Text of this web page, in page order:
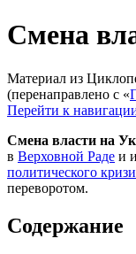
Смена
Материал из
(перенаправлено с «
Перейти к
Смена власти на
в Верховной Раде и
политического
переворотом.
Содержание